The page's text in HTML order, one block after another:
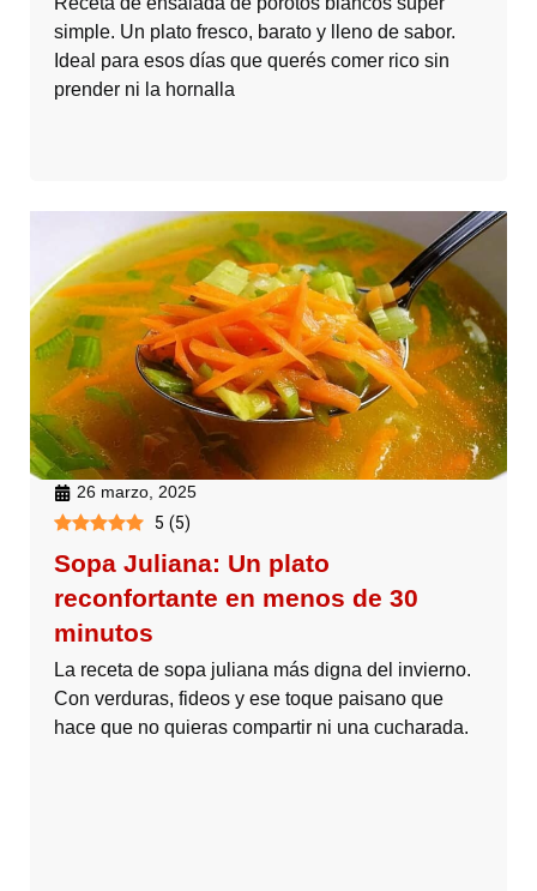
simple. Un plato fresco, barato y lleno de sabor.
Ideal para esos días que querés comer rico sin
prender ni la hornalla
26 marzo, 2025
5 (5)
Sopa Juliana: Un plato
reconfortante en menos de 30
minutos
La receta de sopa juliana más digna del invierno.
Con verduras, fideos y ese toque paisano que
hace que no quieras compartir ni una cucharada.